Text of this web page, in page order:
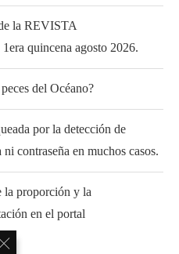
la REVISTA
quincena agosto 2026.
del Océano?
por la detección de
contraseña en muchos casos.
la proporción y la
en el portal